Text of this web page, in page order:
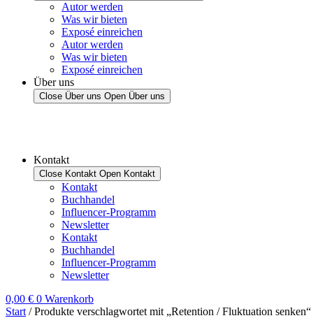
Autor werden
Was wir bieten
Exposé einreichen
Autor werden
Was wir bieten
Exposé einreichen
Über uns
Close Über uns Open Über uns
Kontakt
Close Kontakt Open Kontakt
Kontakt
Buchhandel
Influencer-Programm
Newsletter
Kontakt
Buchhandel
Influencer-Programm
Newsletter
0,00 € 0 Warenkorb
Start / Produkte verschlagwortet mit „Retention / Fluktuation senken“